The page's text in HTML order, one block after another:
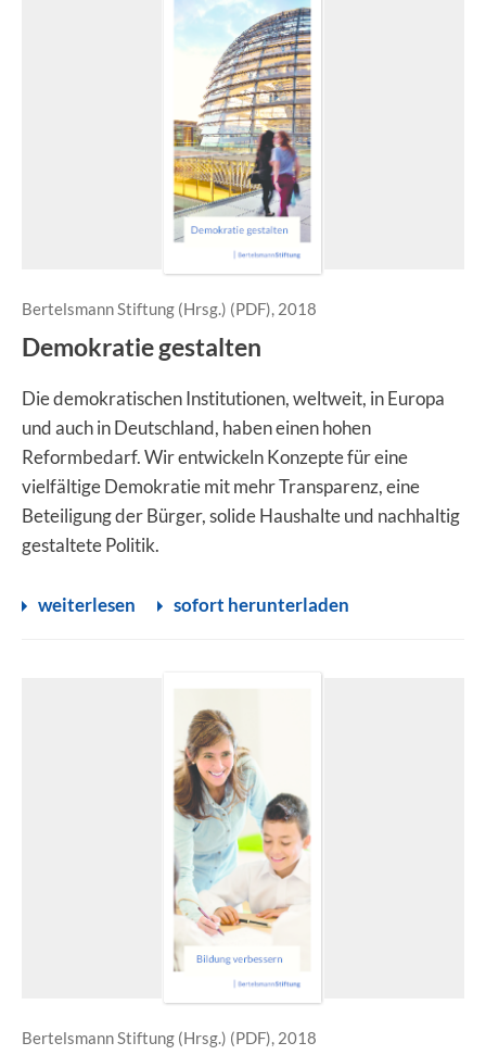
Bertelsmann Stiftung (Hrsg.) (PDF), 2018
Demokratie gestalten
Die demokratischen Institutionen, weltweit, in Europa
und auch in Deutschland, haben einen hohen
Reformbedarf. Wir entwickeln Konzepte für eine
vielfältige Demokratie mit mehr Transparenz, eine
Beteiligung der Bürger, solide Haushalte und nachhaltig
gestaltete Politik.
weiterlesen sofort herunterladen
Bertelsmann Stiftung (Hrsg.) (PDF), 2018